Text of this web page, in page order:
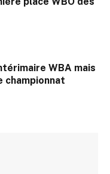
WBA mais
championnat